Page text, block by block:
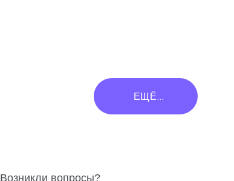
ЕЩЁ...
Возникли вопросы?